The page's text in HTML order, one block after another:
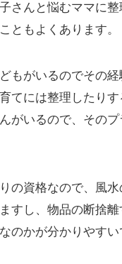
さんと悩むママに
ともよくあります。
もがいるのでその
てには整理したり
がいるので、その
の資格なので、風
すし、物品の断捨
のかが分かりやすい